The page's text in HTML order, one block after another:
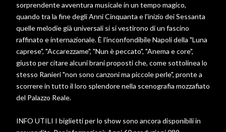
sorprendente avventura musicale in un tempo magico,
quando tra la fine degli Anni Cinquanta e l'inizio dei Sessanta
quelle melodie già universali si si vestirono di un fascino
raffinato e internazionale. È l'inconfondibile Napoli della "Luna
caprese", "Accarezzame", "Nun è peccato", "Anema e core",
giusto per citare alcuni brani proposti che, come sottolinea lo
stesso Ranieri "non sono canzoni ma piccole perle", pronte a
scorrere in tutto il loro splendore nella scenografia mozzafiato
del Palazzo Reale.
INFO UTILI I biglietti per lo show sono ancora disponibili in